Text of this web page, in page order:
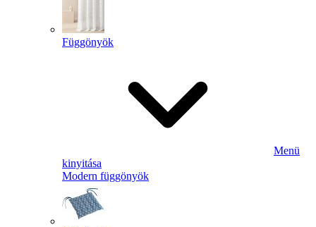
Függönyök
Menü
kinyitása
Modern függönyök